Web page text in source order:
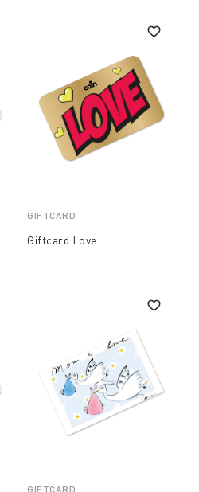
GIFTCARD
Giftcard Love
GIFTCARD